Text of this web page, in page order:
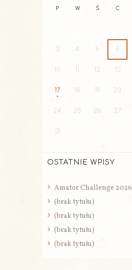
P W Ś C
3 4 5 6
10 11 12 13
17 18 19 20
24 25 26 27
31
OSTATNIE WPISY
Amator Challenge 2026
(brak tytułu)
(brak tytułu)
(brak tytułu)
(brak tytułu)